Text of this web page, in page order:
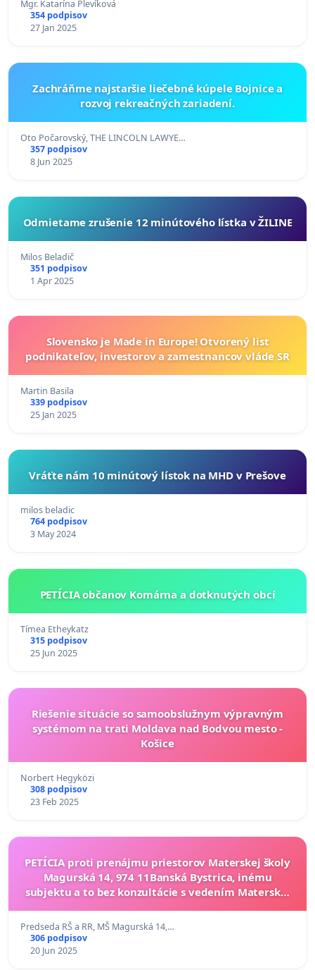
Mgr. Katarína Plevíková
354 podpisov
27 Jan 2025
Zachráňme najstaršie liečebné kúpele Bojnice a
rozvoj rekreačných zariadení.
Oto Počarovský, THE LINCOLN LAWYE…
357 podpisov
8 Jun 2025
Odmietame zrušenie 12 minútového lístka v ŽILINE
Milos Beladič
351 podpisov
1 Apr 2025
Slovensko je Made in Europe! Otvorený list
podnikateľov, investorov a zamestnancov vláde SR
Martin Basila
339 podpisov
25 Jan 2025
Vráťte nám 10 minútový lístok na MHD v Prešove
milos beladic
764 podpisov
3 May 2024
PETÍCIA občanov Komárna a dotknutých obcí
Tímea Etheykatz
315 podpisov
25 Jun 2025
Riešenie situácie so samoobslužnym výpravným
systémom na trati Moldava nad Bodvou mesto -
Košice
Norbert Hegyközi
308 podpisov
23 Feb 2025
PETÍCIA proti prenájmu priestorov Materskej školy
Magurská 14, 974 11Banská Bystrica, inému
subjektu a to bez konzultácie s vedením Materskej
verejnosťou
Predseda RŠ a RR, MŠ Magurská 14,…
306 podpisov
20 Jun 2025